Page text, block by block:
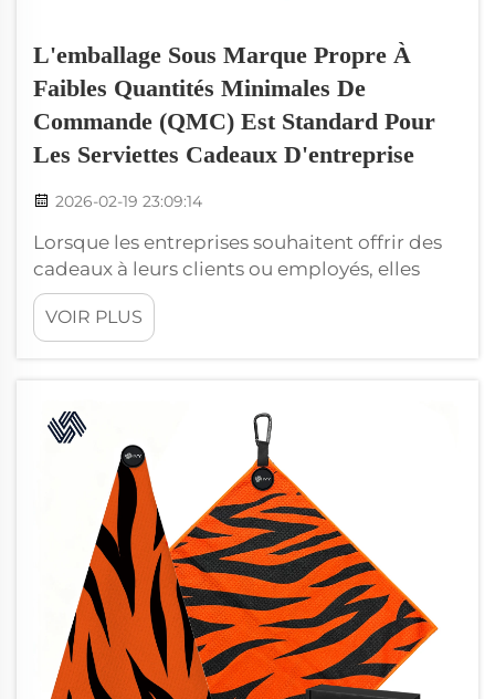
L'emballage Sous Marque Propre À
Faibles Quantités Minimales De
Commande (QMC) Est Standard Pour
Les Serviettes Cadeaux D'entreprise
2026-02-19 23:09:14
Lorsque les entreprises souhaitent offrir des
cadeaux à leurs clients ou employés, elles
choisissent souvent des serviettes. Ces
dernières sont utiles, pratiques et peuvent
devenir uniques grâce à un design
utiliser un emballage en marque propre.
Chez Wxivytextile...
VOIR PLUS